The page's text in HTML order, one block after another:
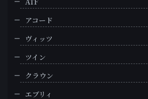
アコード
ヴィッツ
ツイン
クラウン
エブリィ